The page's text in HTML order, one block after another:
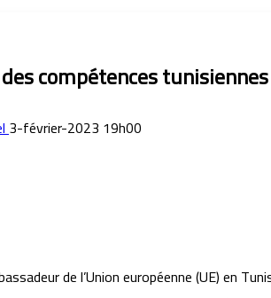
compétences tunisiennes
3-février-2023 19h00
de l’Union européenne (UE) en